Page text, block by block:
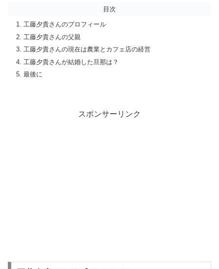
目次
工藤夕貴さんのプロフィール
工藤夕貴さんの父親
工藤夕貴さんの現在は農業とカフェ店の経営
工藤夕貴さんが結婚した旦那は？
最後に
スポンサーリンク